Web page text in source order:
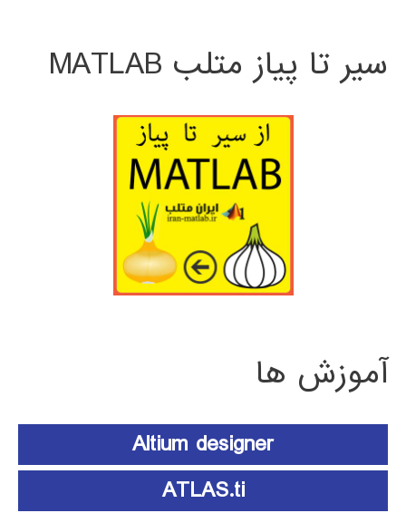
سیر تا پیاز متلب MATLAB
آموزش ها
Altium designer
ATLAS.ti